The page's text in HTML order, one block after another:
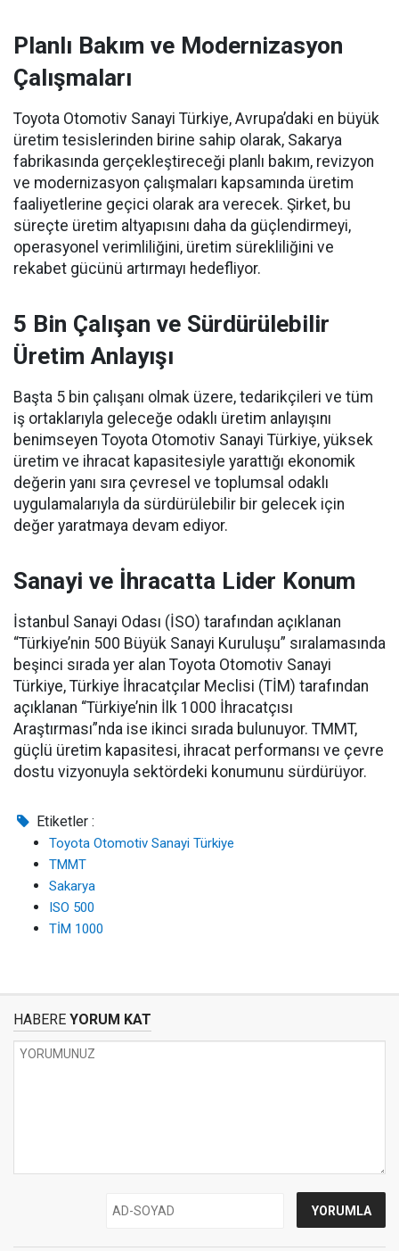
Planlı Bakım ve Modernizasyon
Çalışmaları
Toyota Otomotiv Sanayi Türkiye, Avrupa’daki en büyük
üretim tesislerinden birine sahip olarak, Sakarya
fabrikasında gerçekleştireceği planlı bakım, revizyon
ve modernizasyon çalışmaları kapsamında üretim
faaliyetlerine geçici olarak ara verecek. Şirket, bu
süreçte üretim altyapısını daha da güçlendirmeyi,
operasyonel verimliliğini, üretim sürekliliğini ve
rekabet gücünü artırmayı hedefliyor.
5 Bin Çalışan ve Sürdürülebilir
Üretim Anlayışı
Başta 5 bin çalışanı olmak üzere, tedarikçileri ve tüm
iş ortaklarıyla geleceğe odaklı üretim anlayışını
benimseyen Toyota Otomotiv Sanayi Türkiye, yüksek
üretim ve ihracat kapasitesiyle yarattığı ekonomik
değerin yanı sıra çevresel ve toplumsal odaklı
uygulamalarıyla da sürdürülebilir bir gelecek için
değer yaratmaya devam ediyor.
Sanayi ve İhracatta Lider Konum
İstanbul Sanayi Odası (İSO) tarafından açıklanan
“Türkiye’nin 500 Büyük Sanayi Kuruluşu” sıralamasında
beşinci sırada yer alan Toyota Otomotiv Sanayi
Türkiye, Türkiye İhracatçılar Meclisi (TİM) tarafından
açıklanan “Türkiye’nin İlk 1000 İhracatçısı
Araştırması”nda ise ikinci sırada bulunuyor. TMMT,
güçlü üretim kapasitesi, ihracat performansı ve çevre
dostu vizyonuyla sektördeki konumunu sürdürüyor.
Etiketler :
Toyota Otomotiv Sanayi Türkiye
TMMT
Sakarya
ISO 500
TİM 1000
HABERE YORUM KAT